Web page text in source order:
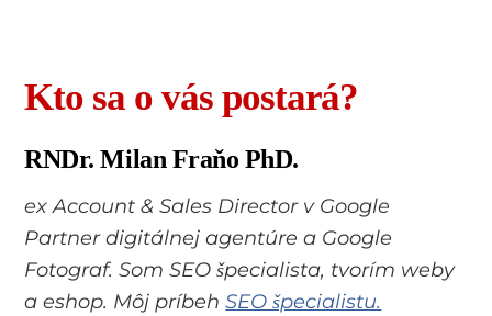
Kto sa o vás postará?
RNDr. Milan Fraňo PhD.
ex Account & Sales Director v Google
Partner digitálnej agentúre a Google
Fotograf. Som SEO špecialista, tvorím weby
a eshop. Môj príbehSEO špecialistu.